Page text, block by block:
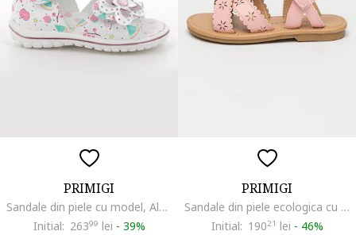
PRIMIGI
Sandale din piele cu model, Alb/Turcoaz/Roz
Initial: 26399 lei - 39%
PRIMIGI
Sandale din piele ecologica cu perforatii, Roz pal
Initial: 19021 lei - 46%